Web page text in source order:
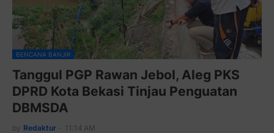
BENCANA BANJIR
Tanggul PGP Rawan Jebol, Aleg PKS
DPRD Kota Bekasi Tinjau Penguatan
DBMSDA
by Redaktur 11:14 AM